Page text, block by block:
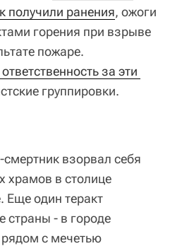
получили ранения, ожоги
горения при взрыве
пожаре.
за эти
группировки.
взорвал себя
храмов в столице
Еще один теракт
страны ‑ в городе
с мечетью